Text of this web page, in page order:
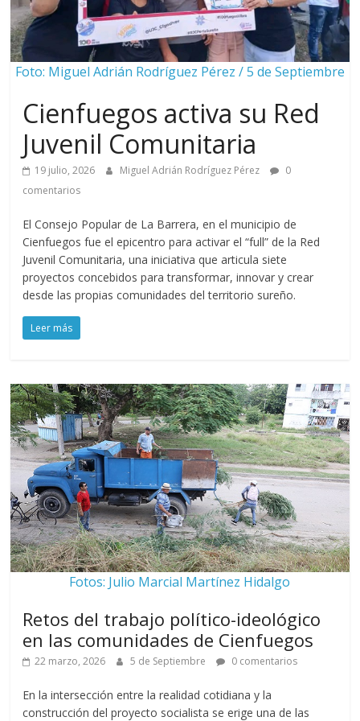
Foto: Miguel Adrián Rodríguez Pérez / 5 de Septiembre
Cienfuegos activa su Red
Juvenil Comunitaria
19 julio, 2026 Miguel Adrián Rodríguez Pérez
0
comentarios
El Consejo Popular de La Barrera, en el municipio de
Cienfuegos fue el epicentro para activar el “full” de la Red
Juvenil Comunitaria, una iniciativa que articula siete
proyectos concebidos para transformar, innovar y crear
desde las propias comunidades del territorio sureño.
Leer más
Fotos: Julio Marcial Martínez Hidalgo
Retos del trabajo político-ideológico
en las comunidades de Cienfuegos
22 marzo, 2026 5 de Septiembre 0 comentarios
En la intersección entre la realidad cotidiana y la
construcción del proyecto socialista se erige una de las